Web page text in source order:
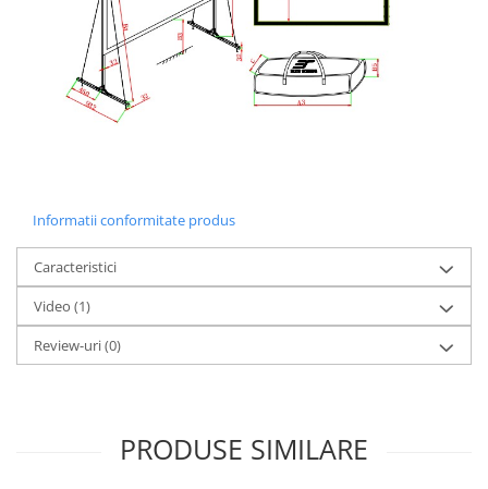
Informatii conformitate produs
Caracteristici
Video (1)
Review-uri(0)
PRODUSE SIMILARE